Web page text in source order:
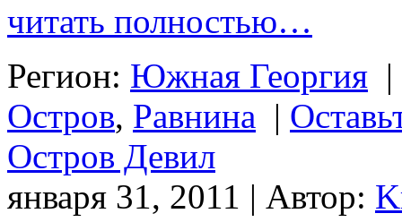
читать полностью…
Регион: Южная Георгия |
Остров, Равнина |
Остров Девил
января 31, 2011 | Автор: